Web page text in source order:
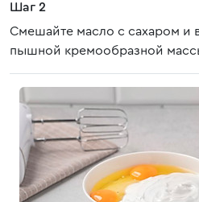
Шаг 2
Смешайте масло с сахаром и
пышной кремообразной